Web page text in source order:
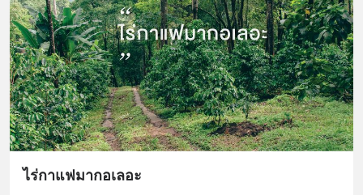
ไร่กาแฟมากอเลอะ